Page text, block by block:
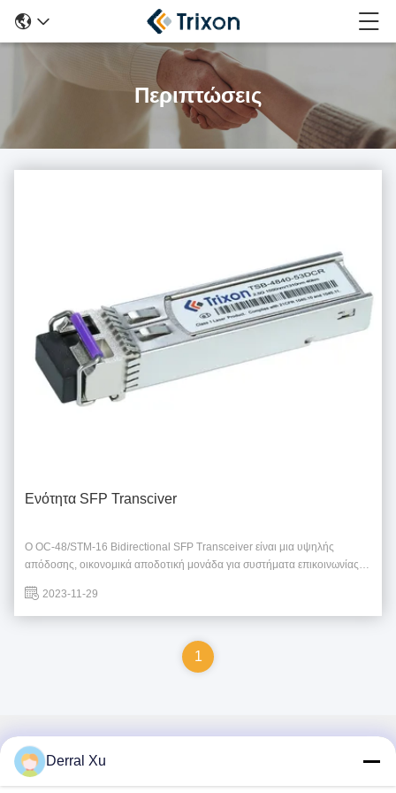
Περιπτώσεις
Ενότητα SFP Transciver
Ο OC-48/STM-16 Bidirectional SFP Transceiver είναι μια υψηλής
απόδοσης, οικονομικά αποδοτική μονάδα για συστήματα επικοινωνίας
και ταχύτητα δεδομένων λειτουργίας έως 2Συμμορφώνεται με το
πρότυπο SFP MSA και το RoHS. Το SFP ...
2023-11-29
1
Γρήγορη επικοινωνία
Derral Xu